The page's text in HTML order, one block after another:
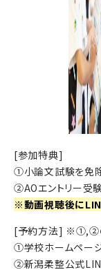
[参加特典]
①小論文試験を免
②AOエントリー受
※動画視聴後に
[予約方法] ※①,②
①学校ホームペー
②新潟柔整公式